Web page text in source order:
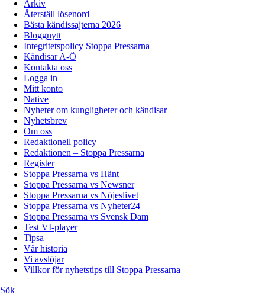
Arkiv
Återställ lösenord
Bästa kändissajterna 2026
Bloggnytt
Integritetspolicy Stoppa Pressarna
Kändisar A-Ö
Kontakta oss
Logga in
Mitt konto
Native
Nyheter om kungligheter och kändisar
Nyhetsbrev
Om oss
Redaktionell policy
Redaktionen – Stoppa Pressarna
Register
Stoppa Pressarna vs Hänt
Stoppa Pressarna vs Newsner
Stoppa Pressarna vs Nöjeslivet
Stoppa Pressarna vs Nyheter24
Stoppa Pressarna vs Svensk Dam
Test VI-player
Tipsa
Vår historia
Vi avslöjar
Villkor för nyhetstips till Stoppa Pressarna
Sök